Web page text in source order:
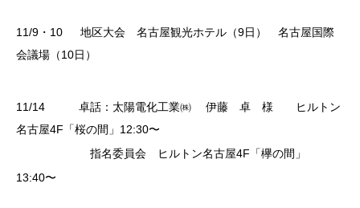
11/9・ 10 地区大会 名古屋観光ホテル（9日） 名古屋国際
会議場（10日）
11/14 卓話：太陽電化工業㈱ 伊藤 卓 様
ヒルトン
名古屋4F 「桜の間」 12:30〜
指名委員会 ヒルトン名古屋4F 「欅の間」
13:40〜